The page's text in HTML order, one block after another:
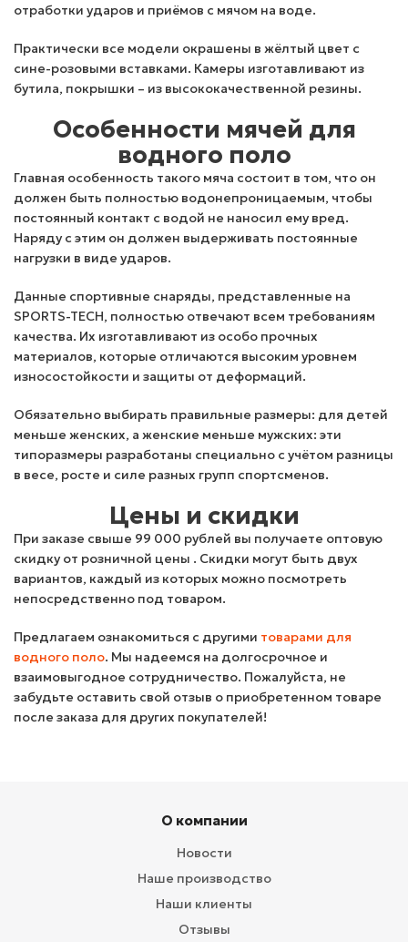
отработки ударов и приёмов с мячом на воде.
Практически все модели окрашены в жёлтый цвет с
сине-розовыми вставками. Камеры изготавливают из
бутила, покрышки – из высококачественной резины.
Особенности мячей для
водного поло
Главная особенность такого мяча состоит в том, что он
должен быть полностью водонепроницаемым, чтобы
постоянный контакт с водой не наносил ему вред.
Наряду с этим он должен выдерживать постоянные
нагрузки в виде ударов.
Данные спортивные снаряды, представленные на
SPORTS-TECH, полностью отвечают всем требованиям
качества. Их изготавливают из особо прочных
материалов, которые отличаются высоким уровнем
износостойкости и защиты от деформаций.
Обязательно выбирать правильные размеры: для детей
меньше женских, а женские меньше мужских: эти
типоразмеры разработаны специально с учётом разницы
в весе, росте и силе разных групп спортсменов.
Цены и скидки
При заказе свыше 99 000 рублей вы получаете оптовую
скидку от розничной цены . Скидки могут быть двух
вариантов, каждый из которых можно посмотреть
непосредственно под товаром.
Предлагаем ознакомиться с другими товарами для
водного поло. Мы надеемся на долгосрочное и
взаимовыгодное сотрудничество. Пожалуйста, не
забудьте оставить свой отзыв о приобретенном товаре
после заказа для других покупателей!
О компании
Новости
Наше производство
Наши клиенты
Отзывы